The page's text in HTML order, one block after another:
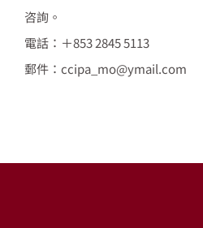
咨詢。
電話：＋853 2845 5113
郵件：ccipa_mo@ymail.com